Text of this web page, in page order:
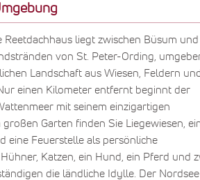
lädt zur
Mit dem Fahrrad
kleine, grüne
das eingedeichte
Atmosphäre hinter
sanft in Ihre
Reetdachhaus liegt zwischen Büsum und
von St. Peter-Ording,
Landschaft aus Wiesen, Feldern
einen Kilometer entfernt beginnt der
mit seinem einzigartigen
großen Garten finden Sie Liegewiesen,
eine Feuerstelle als persönliche
Katzen, ein Hund, ein Pferd und
die ländliche Idylle. Der